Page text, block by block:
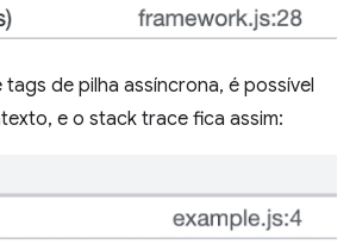
de pilha assíncrona, é possível
e o stack trace fica assim: